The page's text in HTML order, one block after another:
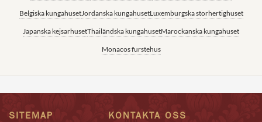
Belgiska kungahusetJordanska kungahusetLuxemburgska storhertighuset
Japanska kejsarhusetThailändska kungahusetMarockanska kungahuset
Monacos furstehus
SITEMAP KONTAKTA OSS